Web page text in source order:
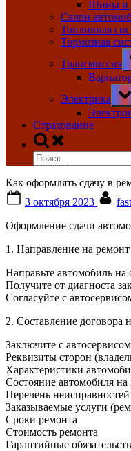
Шины и
Салон
Топливная
Тормозная
Трансмиссия
Электрика
sub-
Страхование
Toggle
search
form
Найти:
Как оформлять сдачу в
on
3 октября 2023
Оформление сдачи
1. Направление на ремонт
Направьте автомобиль на
Получите от диагноста
Согласуйте с
2. Составление договора
Заключите с
Реквизиты сторон
Характеристики
Состояние автомобиля
Перечень неисправностей
Заказываемые услуги
Сроки ремонта
Стоимость ремонта
Гарантийные